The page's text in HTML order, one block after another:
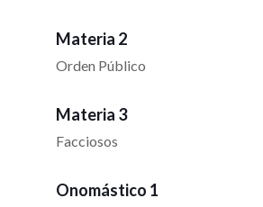
Materia 2
Orden Público
Materia 3
Facciosos
Onomástico 1